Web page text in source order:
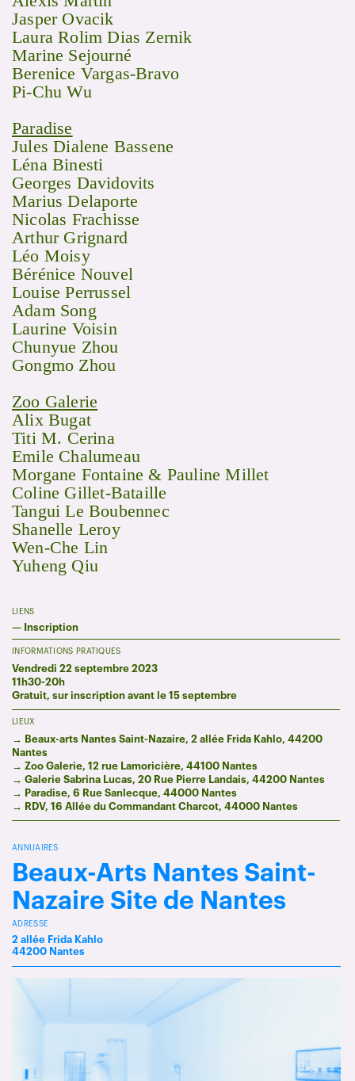
Jasper Ovacik
Laura Rolim Dias Zernik
Marine Sejourné
Berenice Vargas-Bravo
Pi-Chu Wu
Paradise
Jules Dialene Bassene
Léna Binesti
Georges Davidovits
Marius Delaporte
Nicolas Frachisse
Arthur Grignard
Léo Moisy
Bérénice Nouvel
Louise Perrussel
Adam Song
Laurine Voisin
Chunyue Zhou
Gongmo Zhou
Zoo Galerie
Alix Bugat
Titi M. Cerina
Emile Chalumeau
Morgane Fontaine & Pauline Millet
Coline Gillet-Bataille
Tangui Le Boubennec
Shanelle Leroy
Wen-Che Lin
Yuheng Qiu
LIENS
— Inscription
INFORMATIONS PRATIQUES
Vendredi 22 septembre 2023
11h30-20h
Gratuit, sur inscription avant le 15 septembre
LIEUX
→ Beaux-arts Nantes Saint-Nazaire, 2 allée Frida Kahlo, 44200
Nantes
→ Zoo Galerie, 12 rue Lamoricière, 44100 Nantes
→ Galerie Sabrina Lucas, 20 Rue Pierre Landais, 44200 Nantes
→ Paradise, 6 Rue Sanlecque, 44000 Nantes
→ RDV, 16 Allée du Commandant Charcot, 44000 Nantes
ANNUAIRES
Beaux-Arts Nantes Saint-
Nazaire Site de Nantes
ADRESSE
2 allée Frida Kahlo
44200 Nantes